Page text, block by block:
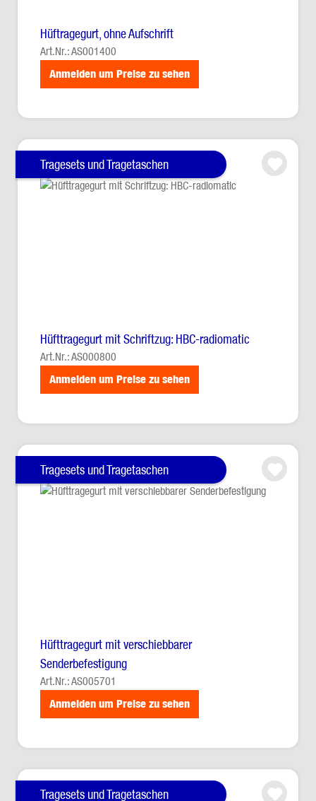
Hüftragegurt, ohne Aufschrift
Art.Nr.: AS001400
Anmelden um Preise zu sehen
Tragesets und Tragetaschen
Hüfttragegurt mit Schriftzug: HBC-radiomatic
Art.Nr.: AS000800
Anmelden um Preise zu sehen
Tragesets und Tragetaschen
Hüfttragegurt mit verschiebbarer
Senderbefestigung
Art.Nr.: AS005701
Anmelden um Preise zu sehen
Tragesets und Tragetaschen